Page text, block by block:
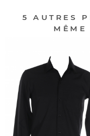
5 AUTRES
MÊME